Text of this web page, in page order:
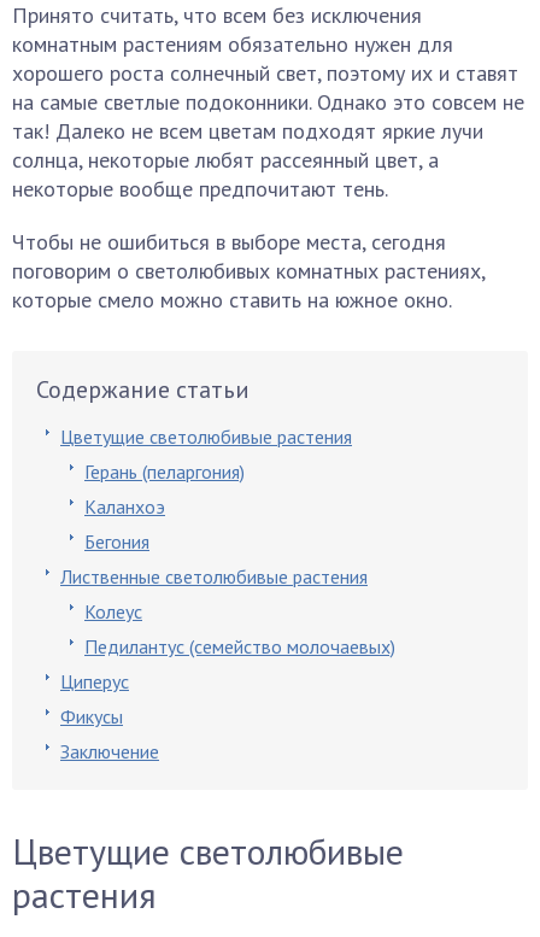
Принято считать, что всем без исключения
комнатным растениям обязательно нужен для
хорошего роста солнечный свет, поэтому их и ставят
на самые светлые подоконники. Однако это совсем не
так! Далеко не всем цветам подходят яркие лучи
солнца, некоторые любят рассеянный цвет, а
некоторые вообще предпочитают тень.
Чтобы не ошибиться в выборе места, сегодня
поговорим о светолюбивых комнатных растениях,
которые смело можно ставить на южное окно.
Содержание статьи
Цветущие светолюбивые растения
Герань (пеларгония)
Каланхоэ
Бегония
Лиственные светолюбивые растения
Колеус
Педилантус (семейство молочаевых)
Циперус
Фикусы
Заключение
Цветущие светолюбивые
растения